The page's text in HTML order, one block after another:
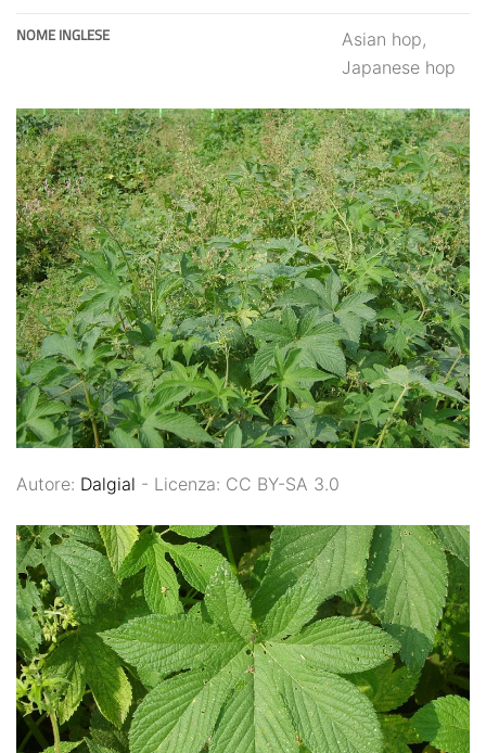
NOME INGLESE
Asian hop,
Japanese hop
Autore: Dalgial - Licenza: CC BY-SA 3.0